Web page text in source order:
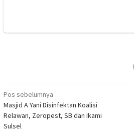
Navigasi
pos
Pos sebelumnya
Masjid A Yani Disinfektan Koalisi
Relawan, Zeropest, SB dan Ikami
Sulsel